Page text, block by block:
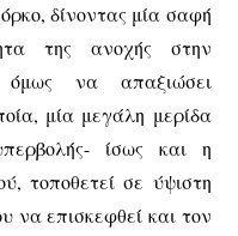
δίνοντας μία σαφή
της ανοχής στην
όμως να απαξιώσει
μία μεγάλη μερίδα
ίσως και η
τοποθετεί σε ύψιστη
να επισκεφθεί και τον